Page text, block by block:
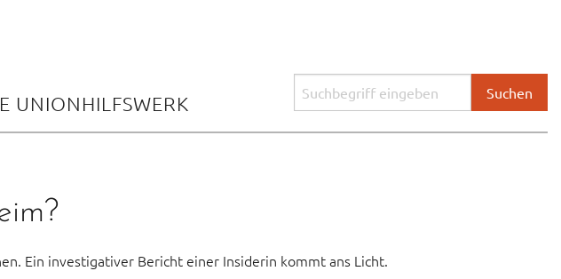
UNIONHILFSWERK
Ein investigativer Bericht einer Insiderin kommt ans Licht.